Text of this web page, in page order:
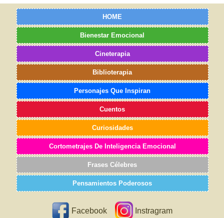
HOME
Bienestar Emocional
Cineterapia
Biblioterapia
Personajes Que Inspiran
Cuentos
Curiosidades
Cortometrajes De Inteligencia Emocional
Frases Célebres
Pensamientos Poderosos
Facebook Instragram